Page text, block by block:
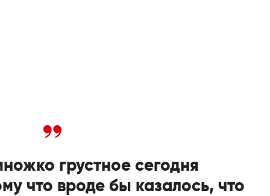
грустное сегодня
что вроде бы казалось, что